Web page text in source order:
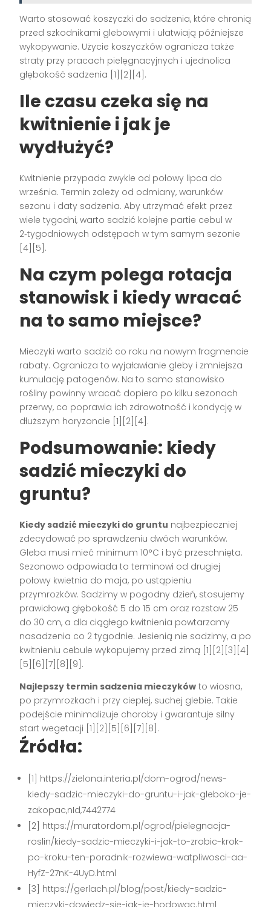
Warto stosować koszyczki do sadzenia, które chronią
przed szkodnikami glebowymi i ułatwiają późniejsze
wykopywanie. Użycie koszyczków ogranicza także
straty przy pracach pielęgnacyjnych i ujednolica
głębokość sadzenia [1][2][4].
Ile czasu czeka się na
kwitnienie i jak je
wydłużyć?
Kwitnienie przypada zwykle od połowy lipca do
września. Termin zależy od odmiany, warunków
sezonu i daty sadzenia. Aby utrzymać efekt przez
wiele tygodni, warto sadzić kolejne partie cebul w
2‑tygodniowych odstępach w tym samym sezonie
[4][5].
Na czym polega rotacja
stanowisk i kiedy wracać
na to samo miejsce?
Mieczyki warto sadzić co roku na nowym fragmencie
rabaty. Ogranicza to wyjaławianie gleby i zmniejsza
kumulację patogenów. Na to samo stanowisko
rośliny powinny wracać dopiero po kilku sezonach
przerwy, co poprawia ich zdrowotność i kondycję w
dłuższym horyzoncie [1][2][4].
Podsumowanie: kiedy
sadzić mieczyki do
gruntu?
Kiedy sadzić mieczyki do gruntu najbezpieczniej
zdecydować po sprawdzeniu dwóch warunków.
Gleba musi mieć minimum 10°C i być przeschnięta.
Sezonowo odpowiada to terminowi od drugiej
połowy kwietnia do maja, po ustąpieniu
przymrozków. Sadzimy w pogodny dzień, stosujemy
prawidłową głębokość 5 do 15 cm oraz rozstaw 25
do 30 cm, a dla ciągłego kwitnienia powtarzamy
nasadzenia co 2 tygodnie. Jesienią nie sadzimy, a po
kwitnieniu cebule wykopujemy przed zimą [1][2][3][4]
[5][6][7][8][9].
Najlepszy termin sadzenia mieczyków to wiosna,
po przymrozkach i przy ciepłej, suchej glebie. Takie
podejście minimalizuje choroby i gwarantuje silny
start wegetacji [1][2][5][6][7][8].
Źródła:
[1] https://zielona.interia.pl/dom-ogrod/news-
kiedy-sadzic-mieczyki-do-gruntu-i-jak-gleboko-je-
zakopac,nId,7442774
[2] https://muratordom.pl/ogrod/pielegnacja-
roslin/kiedy-sadzic-mieczyki-i-jak-to-zrobic-krok-
po-kroku-ten-poradnik-rozwiewa-watpliwosci-aa-
HyfZ-27nK-4UyD.html
[3] https://gerlach.pl/blog/post/kiedy-sadzic-